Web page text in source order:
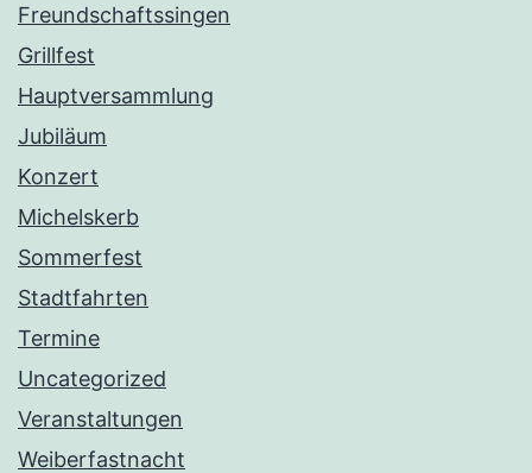
Freundschaftssingen
Grillfest
Hauptversammlung
Jubiläum
Konzert
Michelskerb
Sommerfest
Stadtfahrten
Termine
Uncategorized
Veranstaltungen
Weiberfastnacht